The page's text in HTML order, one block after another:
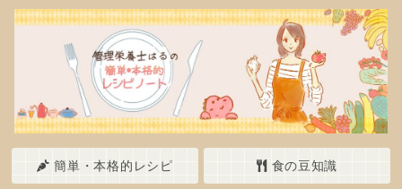
簡単・本格的レシピ 食の豆知識